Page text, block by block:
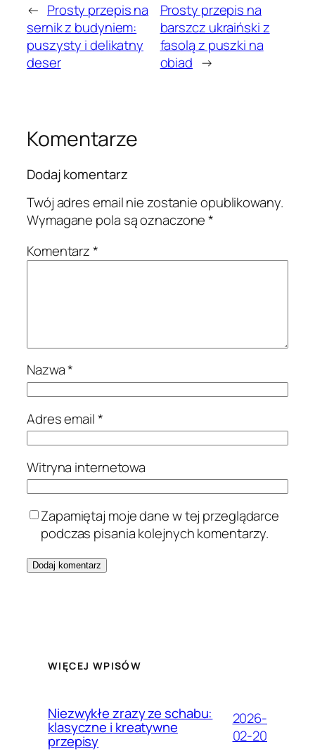
← Prosty przepis na
sernik z budyniem:
puszysty i delikatny
deser
Prosty przepis na
barszcz ukraiński z
fasolą z puszki na
obiad →
Komentarze
Dodaj komentarz
Twój adres email nie zostanie opublikowany.
Wymagane pola są oznaczone*
Komentarz*
Nazwa*
Adres email*
Witryna internetowa
Zapamiętaj moje dane w tej przeglądarce
podczas pisania kolejnych komentarzy.
WIĘCEJ WPISÓW
Niezwykłe zrazy ze schabu:
klasyczne i kreatywne
przepisy
2026-
02-20